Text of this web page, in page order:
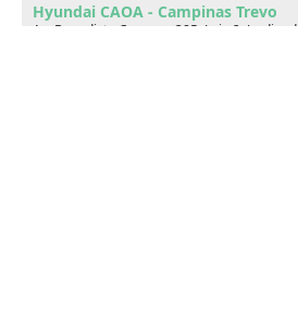
Hyundai CAOA - Campinas Trevo
Av. Benedicto Campos, 385, Loja 2, Jardim do